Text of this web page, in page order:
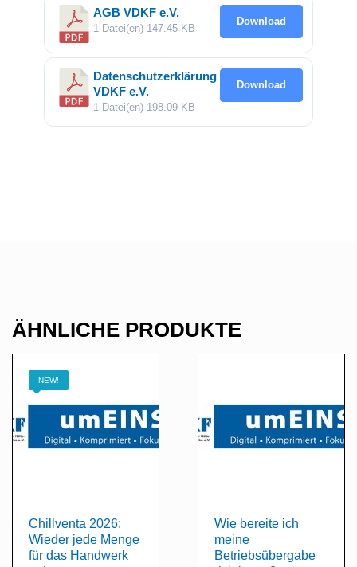
AGB VDKF e.V.
1 Datei(en) 147.45 KB
Download
Datenschutzerklärung
VDKF e.V.
1 Datei(en) 198.09 KB
Download
ÄHNLICHE PRODUKTE
NEW!
Chillventa 2026:
Wieder jede Menge
für das Handwerk
Wie bereite ich
meine
Betriebsübergabe